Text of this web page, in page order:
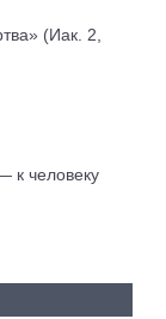
(Иак. 2,
к человеку